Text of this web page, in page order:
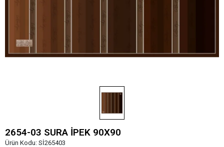
2654-03 SURA İPEK 90X90
Ürün Kodu: Sİ265403